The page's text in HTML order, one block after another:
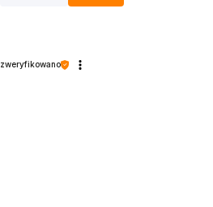
zweryfikowano